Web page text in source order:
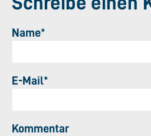
Name*
E-Mail*
Kommentar